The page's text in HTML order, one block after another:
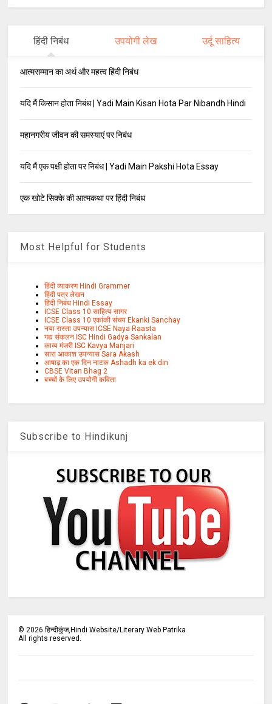
हिंदी निबंध उपयोगी लेख उर्दू साहित्य
आत्मसम्मान का अर्थ और महत्व हिंदी निबंध
यदि मैं किसान होता निबंध | Yadi Main Kisan Hota Par Nibandh Hindi
महानगरीय जीवन की समस्याएं पर निबंध
यदि मैं एक पक्षी होता पर निबंध | Yadi Main Pakshi Hota Essay
एक खोटे सिक्के की आत्मकथा पर हिंदी निबंध
Most Helpful for Students
हिंदी व्याकरण Hindi Grammer
हिंदी पत्र लेखन
हिंदी निबंध Hindi Essay
ICSE Class 10 साहित्य सागर
ICSE Class 10 एकांकी संचय Ekanki Sanchay
नया रास्ता उपन्यास ICSE Naya Raasta
गद्य संकलन ISC Hindi Gadya Sankalan
काव्य मंजरी ISC Kavya Manjari
सारा आकाश उपन्यास Sara Akash
आषाढ़ का एक दिन नाटक Ashadh ka ek din
CBSE Vitan Bhag 2
बच्चों के लिए उपयोगी कविता
Subscribe to Hindikunj
©2026 हिन्दीकुंज,Hindi Website/Literary Web Patrika
All rights reserved.